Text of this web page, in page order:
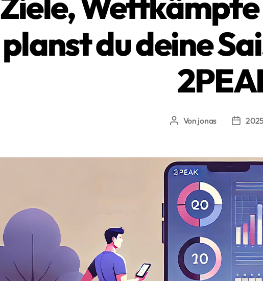
planst du deine
Beitragsautor
Von jonas